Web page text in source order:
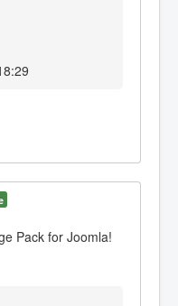
Pack for Joomla!